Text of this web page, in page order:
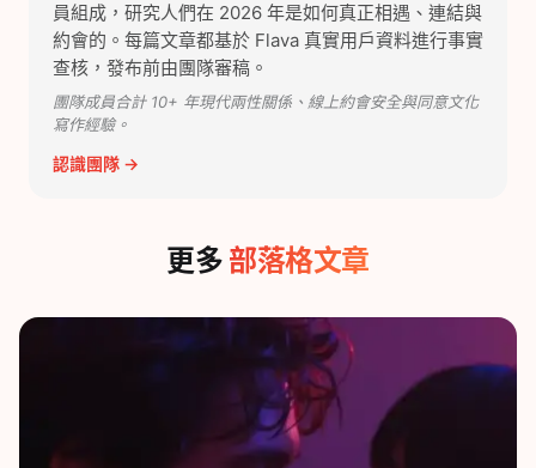
員組成，研究人們在 2026 年是如何真正相遇、連結與
約會的。每篇文章都基於 Flava 真實用戶資料進行事實
查核，發布前由團隊審稿。
團隊成員合計 10+ 年現代兩性關係、線上約會安全與同意文化
寫作經驗。
認識團隊 →
更多 部落格文章